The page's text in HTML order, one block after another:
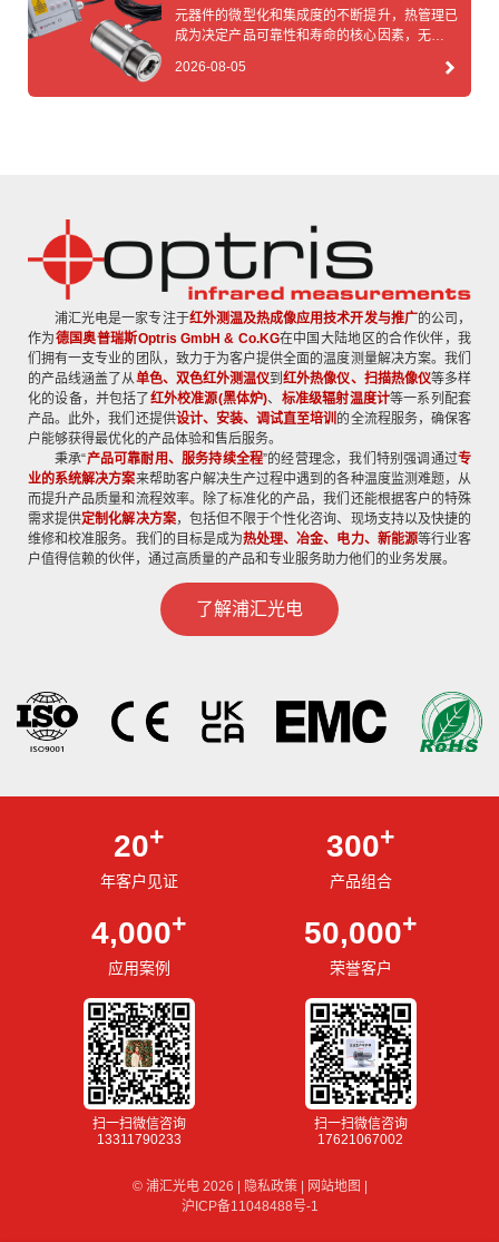
正以德国精工品质与前沿技术创新，为这一行业
难题提供权威解答。......
选？
元器件的微型化和集成度的不断提升，热管理已
成为决定产品可靠性和寿命的核心因素，无论是
试，还是电子元器件的失效分析，非接触式的红
外测温技术都扮演着不可或缺的角色，面对市场
2026-08-05
浦汇光电是一家专注于红外测温及热成像应用技术开发与推广的公司，
作为德国奥普瑞斯Optris GmbH & Co.KG在中国大陆地区的合作伙伴，我
们拥有一支专业的团队，致力于为客户提供全面的温度测量解决方案。我们
的产品线涵盖了从单色、双色红外测温仪到红外热像仪、扫描热像仪等多样
化的设备，并包括了红外校准源(黑体炉)、 标准级辐射温度计等一系列配套
产品。此外，我们还提供设计、安装、调试直至培训 的全流程服务，确保客
户能够获得最优化的产品体验和售后服务。
秉承“产品可靠耐用、服务持续全程”的经营理念，我们特别强调通过专
业的系统解决方案来帮助客户解决生产过程中遇到的各种温度监测难题，从
而提升产品质量和流程效率。除了标准化的产品，我们还能根据客户的特殊
需求提供定制化解决方案，包括但不限于个性化咨询、现场支持以及快捷的
维修和校准服务。我们的目标是成为热处理、冶金、电力、新能源等行业客
户值得信赖的伙伴，通过高质量的产品和专业服务助力他们的业务发展。
了解浦汇光电
20+
年客户见证
300+
产品组合
4,000+
应用案例
50,000+
荣誉客户
扫一扫微信咨询
13311790233
扫一扫微信咨询
17621067002
© 浦汇光电 2026 隐私政策| 网站地图
沪ICP备11048488号-1